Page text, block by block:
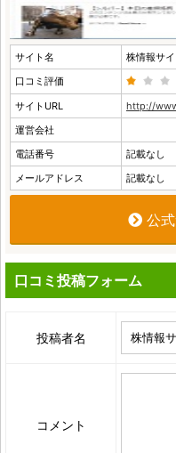
サイト名
株情報サ
口コミ評価
サイトURL
http://
運営会社
電話番号
記載なし
メールアドレス
記載なし
公
口コミ投稿フォーム
投稿者名
コメント